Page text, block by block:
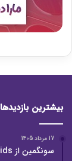
بیشترین بازدیدها
17 مرداد 1405
سونگمین از Stray Kids بخشی از تبلیغات بازگشت را از دست می‌دهد